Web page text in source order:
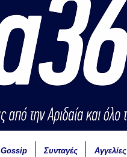
Gossip Συνταγές Αγγελίες